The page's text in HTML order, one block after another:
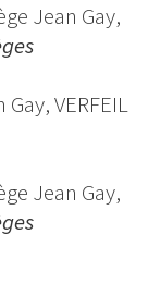
Jean Gay,
VERFEIL
Jean Gay,